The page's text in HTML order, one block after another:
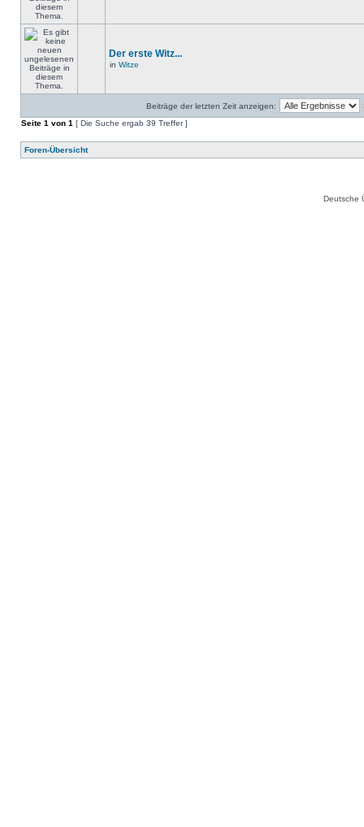
Der erste Witz...
in Witze
Beiträge der letzten Zeit anzeigen:
Seite 1 von 1 [ Die Suche ergab 39 Treffer ]
Foren-Übersicht
Deutsche